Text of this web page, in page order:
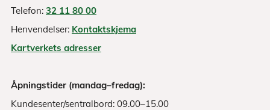
Telefon: 32 11 80 00
Henvendelser: Kontaktskjema
Kartverkets adresser
Åpningstider (mandag–fredag):
Kundesenter/sentralbord: 09.00–15.00